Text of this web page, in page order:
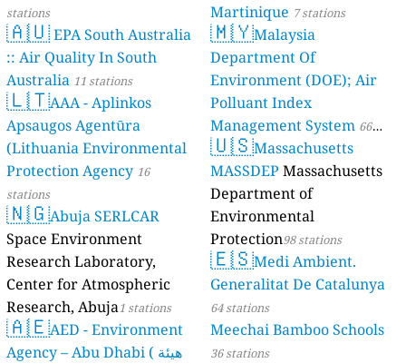
stations
🇦🇺EPA South Australia
:: Air Quality In South
Australia 11 stations
🇱🇹AAA - Aplinkos
Apsaugos Agentūra
(Lithuania Environmental
Protection Agency 16
stations
🇳🇬Abuja SERLCAR
Space Environment
Research Laboratory,
Center for Atmospheric
Research, Abuja1 stations
🇦🇪AED - Environment
Agency – Abu Dhabi ( هيئة
Martinique 7 stations
🇲🇾Malaysia
Department Of
Environment (DOE); Air
Polluant Index
Management System 66
stations
🇺🇸Massachusetts
MASSDEP Massachusetts
Department of
Environmental
Protection98 stations
🇪🇸Medi Ambient.
Generalitat De Catalunya
64 stations
Meechai Bamboo Schools
36 stations